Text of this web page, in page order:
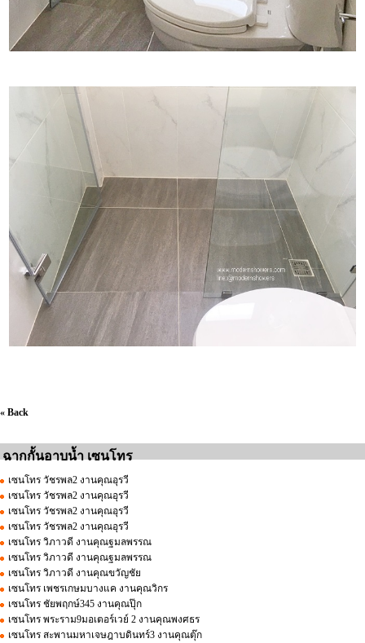
« Back
ฉากกั้นอาบน้ำ เซนโทร
เซนโทร วัชรพล2 งานคุณอุรวี
เซนโทร วัชรพล2 งานคุณอุรวี
เซนโทร วัชรพล2 งานคุณอุรวี
เซนโทร วัชรพล2 งานคุณอุรวี
เซนโทร วิภาวดี งานคุณฐมลพรรณ
เซนโทร วิภาวดี งานคุณฐมลพรรณ
เซนโทร วิภาวดี งานคุณขวัญชัย
เซนโทร เพชรเกษมบางแค งานคุณวิกร
เซนโทร ชัยพฤกษ์345 งานคุณปุ๊ก
เซนโทร พระราม9มอเตอร์เวย์ 2 งานคุณพงศธร
เซนโทร สะพานมหาเจษฎาบดินทร์3 งานคุณตุ๊ก